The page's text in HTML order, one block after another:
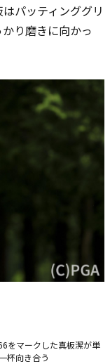
パッティンググリ
り磨きに向かっ
をマークした真板潔が単
杯向き合う